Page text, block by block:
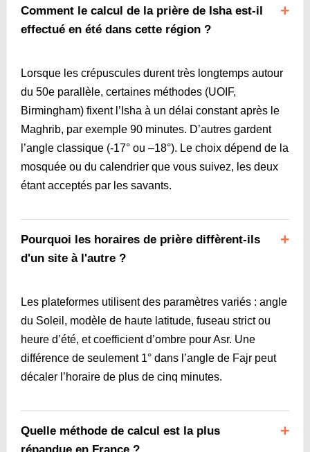
Comment le calcul de la prière de Isha est-il
effectué en été dans cette région ?
Lorsque les crépuscules durent très longtemps autour
du 50e parallèle, certaines méthodes (UOIF,
Birmingham) fixent l’Isha à un délai constant après le
Maghrib, par exemple 90 minutes. D’autres gardent
l’angle classique (-17° ou –18°). Le choix dépend de la
mosquée ou du calendrier que vous suivez, les deux
étant acceptés par les savants.
Pourquoi les horaires de prière diffèrent-ils
d'un site à l'autre ?
Les plateformes utilisent des paramètres variés : angle
du Soleil, modèle de haute latitude, fuseau strict ou
heure d’été, et coefficient d’ombre pour Asr. Une
différence de seulement 1° dans l’angle de Fajr peut
décaler l’horaire de plus de cinq minutes.
Quelle méthode de calcul est la plus
répandue en France ?